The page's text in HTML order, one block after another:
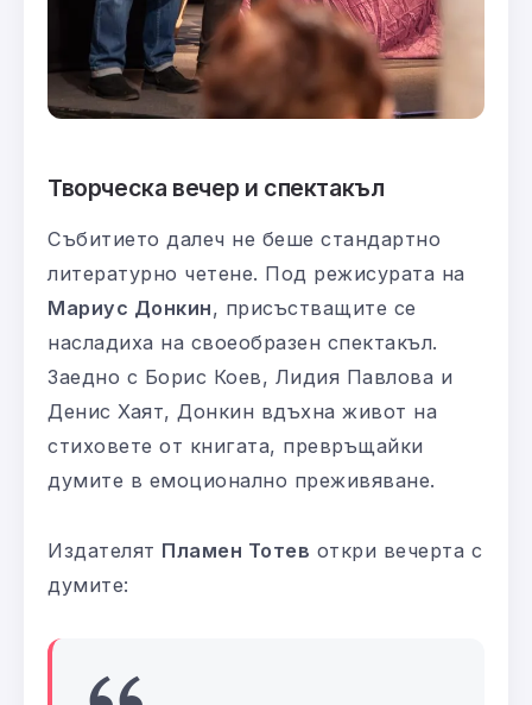
Творческа вечер и спектакъл
Събитието далеч не беше стандартно
литературно четене. Под режисурата на
Мариус Донкин, присъстващите се
насладиха на своеобразен спектакъл.
Заедно с Борис Коев, Лидия Павлова и
Денис Хаят, Донкин вдъхна живот на
стиховете от книгата, превръщайки
думите в емоционално преживяване.
Издателят Пламен Тотев откри вечерта с
думите: